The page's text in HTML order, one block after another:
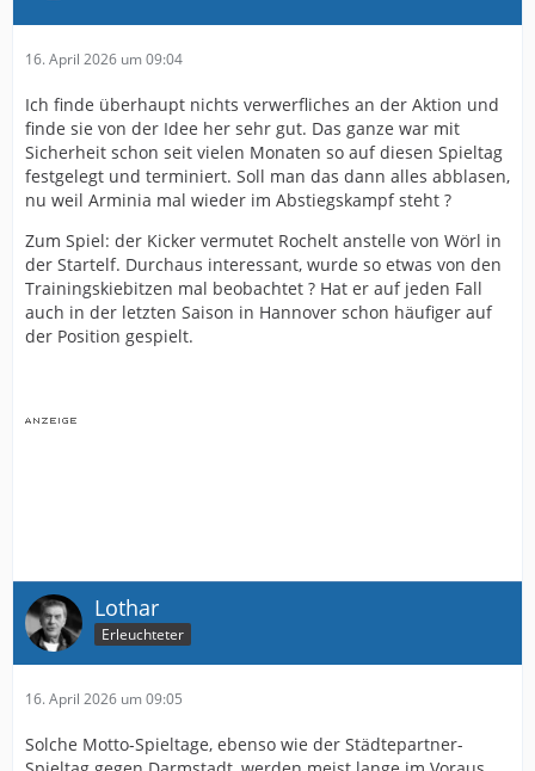
16. April 2026 um 09:04
Ich finde überhaupt nichts verwerfliches an der Aktion und
finde sie von der Idee her sehr gut. Das ganze war mit
Sicherheit schon seit vielen Monaten so auf diesen Spieltag
festgelegt und terminiert. Soll man das dann alles abblasen,
nu weil Arminia mal wieder im Abstiegskampf steht ?
Zum Spiel: der Kicker vermutet Rochelt anstelle von Wörl in
der Startelf. Durchaus interessant, wurde so etwas von den
Trainingskiebitzen mal beobachtet ? Hat er auf jeden Fall
auch in der letzten Saison in Hannover schon häufiger auf
der Position gespielt.
Lothar
Erleuchteter
16. April 2026 um 09:05
Solche Motto-Spieltage, ebenso wie der Städtepartner-